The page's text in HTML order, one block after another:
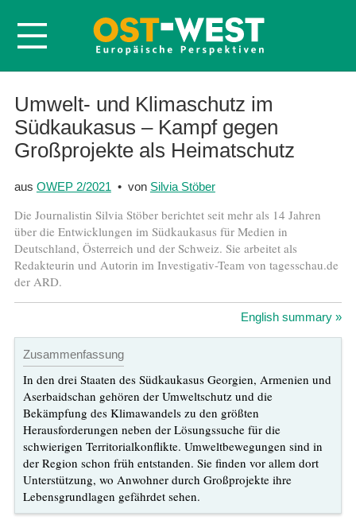
Startseite
Über OWEP
Volltexte
Probeheft
Abonnieren
Kontakt
Umwelt- und Klimaschutz im
Südkaukasus – Kampf gegen
Großprojekte als Heimatschutz
aus OWEP 2/2021 • von Silvia Stöber
Die Journalistin Silvia Stöber berichtet seit mehr als 14 Jahren
über die Entwicklungen im Südkaukasus für Medien in
Deutschland, Österreich und der Schweiz. Sie arbeitet als
Redakteurin und Autorin im Investigativ-Team von tagesschau.de
der ARD.
English summary »
Zusammenfassung
In den drei Staaten des Südkaukasus Georgien, Armenien und
Aserbaidschan gehören der Umweltschutz und die
Bekämpfung des Klimawandels zu den größten
Herausforderungen neben der Lösungssuche für die
schwierigen Territorialkonflikte. Umweltbewegungen sind in
der Region schon früh entstanden. Sie finden vor allem dort
Unterstützung, wo Anwohner durch Großprojekte ihre
Lebensgrundlagen gefährdet sehen.